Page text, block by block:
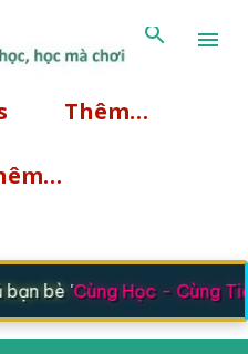
Chuyển đến nội dung chính
Thêm…
bè 'Cùng Học - Cùng